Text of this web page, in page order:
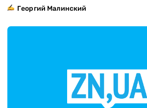
Георгий Малинский